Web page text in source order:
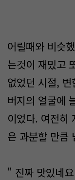
어릴때와 비슷
는것이 재밌고
없었던 시절,
버지의 얼굴에
이었다. 여전히
은 과분할 만큼
" 진짜 맛있네